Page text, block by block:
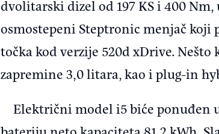
dvolitarski dizel od 197 KS i 400
osmostepeni Steptronic menjač koji
točka kod verzije 520d xDrive.
zapremine 3,0 litara, kao i plug-in
Električni model i5 biće ponuđen